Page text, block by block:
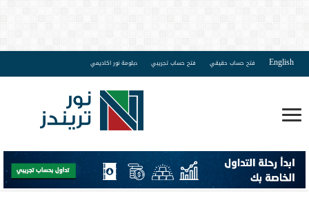
English فتح حساب حقيقي فتح حساب تجريبي دبلومة نور اكاديمي